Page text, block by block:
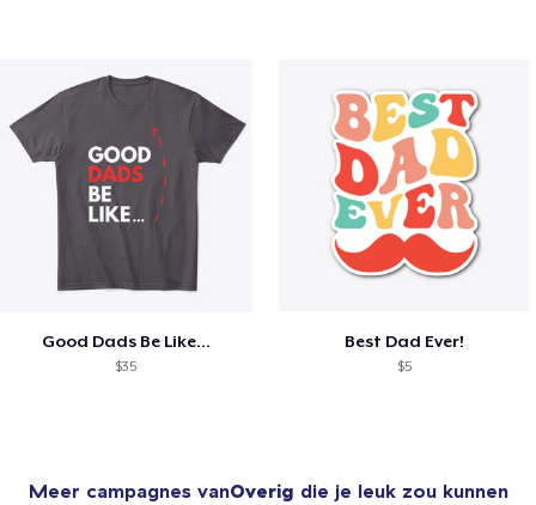
Good Dads Be Like...
$35
Best Dad Ever!
$5
Meer campagnes vanOverig die je leuk zou kunnen